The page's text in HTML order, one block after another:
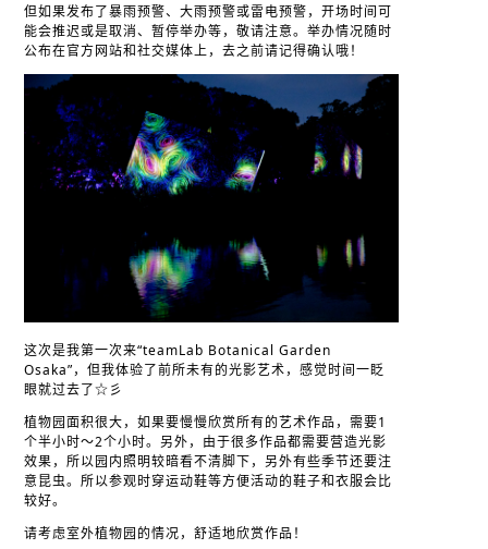
但如果发布了暴雨预警、大雨预警或雷电预警，开场时间可
能会推迟或是取消、暂停举办等，敬请注意。举办情况随时
公布在官方网站和社交媒体上，去之前请记得确认哦！
这次是我第一次来“teamLab Botanical Garden
Osaka”，但我体验了前所未有的光影艺术，感觉时间一眨
眼就过去了☆彡
植物园面积很大，如果要慢慢欣赏所有的艺术作品，需要1
个半小时～2个小时。另外，由于很多作品都需要营造光影
效果，所以园内照明较暗看不清脚下，另外有些季节还要注
意昆虫。所以参观时穿运动鞋等方便活动的鞋子和衣服会比
较好。
请考虑室外植物园的情况，舒适地欣赏作品！